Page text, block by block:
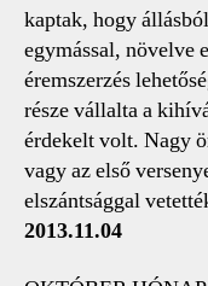
kaptak, hogy
egymással, növelve
éremszerzés
része vállalta a
érdekelt volt. Nagy
vagy az első
elszántsággal
2013.11.04